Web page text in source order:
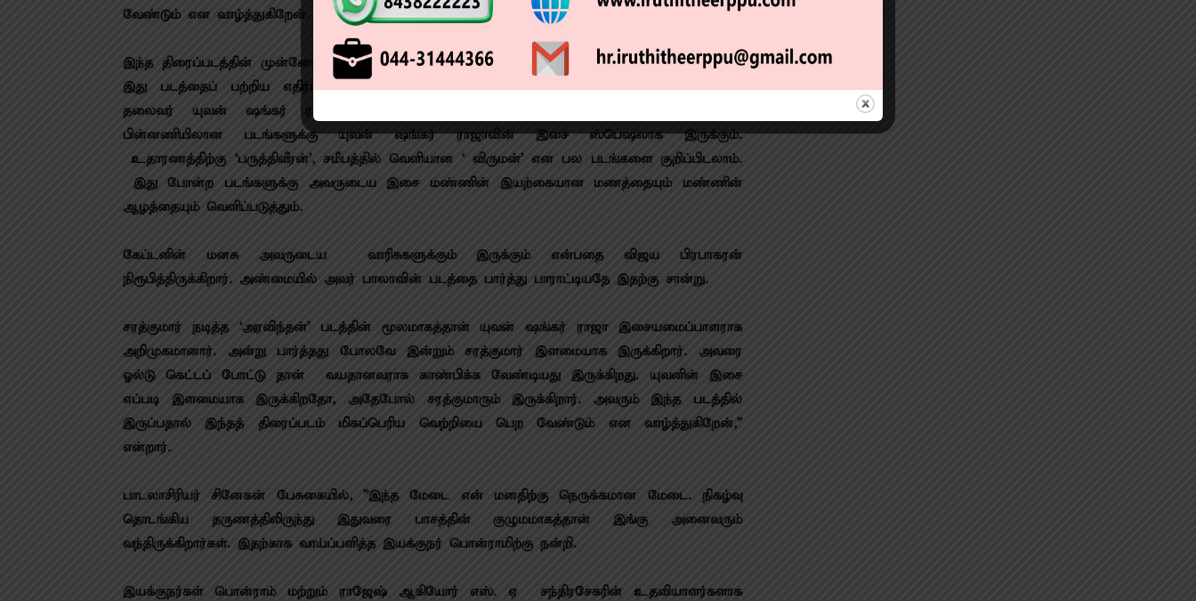
வேண்டும் என வாழ்த்துகிறேன்.
இந்த திரைப்படத்தின் முன்னோட்டத்தை பார்க்கும் போது காமெடியும், ஆக்ஷனும் அதிகம் இருக்கிறது.
இது படத்தைப் பற்றிய எதிர்பார்ப்பை ஏற்படுத்தியிருக்கிறது. பொன் ராமின் இயக்கத்தில் எங்கள்
தலைவர் யுவன் ஷங்கர் ராஜாவின் இசையில் உருவாகி இருக்கும் படம் இது. கிராமிய
பின்னணியிலான படங்களுக்கு யுவன் ஷங்கர் ராஜாவின் இசை ஸ்பெஷலாக இருக்கும்.
உதாரணத்திற்கு ‘பருத்திவீரன்’, சமீபத்தில் வெளியான ‘ விருமன்’ என பல படங்களை குறிப்பிடலாம்.
இது போன்ற படங்களுக்கு அவருடைய இசை மண்ணின் இயற்கையான மணத்தையும் மண்ணின்
ஆழத்தையும் வெளிப்படுத்தும்.
கேப்டனின் மனசு அவருடைய வாரிசுகளுக்கும் இருக்கும் என்பதை விஜய பிரபாகரன்
நிரூபித்திருக்கிறார். அண்மையில் அவர் பாலாவின் படத்தை பார்த்து பாராட்டியதே இதற்கு சான்று.‌
சரத்குமார் நடித்த ‘அரவிந்தன்’ படத்தின் மூலமாகத்தான் யுவன் ஷங்கர் ராஜா இசையமைப்பாளராக
அறிமுகமானார். அன்று பார்த்தது போலவே இன்றும் சரத்குமார் இளமையாக இருக்கிறார். அவரை
ஓல்டு கெட்டப் போட்டு தான் வயதானவராக காண்பிக்க வேண்டியது இருக்கிறது. யுவனின் இசை
எப்படி இளமையாக இருக்கிறதோ, அதேபோல் சரத்குமாரும் இருக்கிறார். அவரும் இந்த படத்தில்
இருப்பதால் இந்தத் திரைப்படம் மிகப்பெரிய வெற்றியை பெற வேண்டும் என வாழ்த்துகிறேன்,”
என்றார்.
பாடலாசிரியர் சினேகன் பேசுகையில், ”இந்த மேடை என் மனதிற்கு நெருக்கமான மேடை. நிகழ்வு
தொடங்கிய தருணத்திலிருந்து இதுவரை பாசத்தின் குழுமமாகத்தான் இங்கு அனைவரும்
வந்திருக்கிறார்கள். இதற்காக வாய்ப்பளித்த இயக்குநர் பொன்ராமிற்கு நன்றி.
இயக்குநர்கள் பொன்ராம் மற்றும் ராஜேஷ் ஆகியோர் எஸ். ஏ சந்திரசேகரின் உதவியாளர்களாக